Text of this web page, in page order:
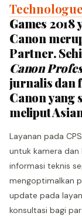
Games 2018
Canon
Partner.
Canon
jurnalis dan
Canon yang
meliput
Layanan pada
untuk kamera dan
informasi teknis
mengoptimalkan
update pada
konsultasi bagi